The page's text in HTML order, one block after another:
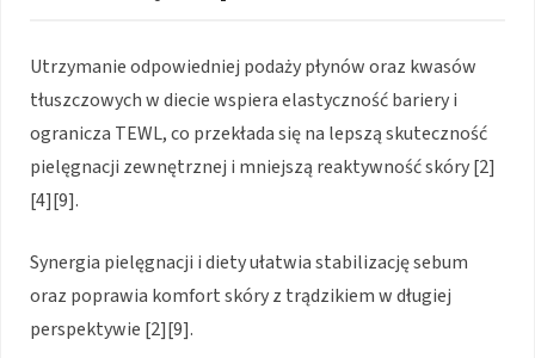
Utrzymanie odpowiedniej podaży płynów oraz kwasów
tłuszczowych w diecie wspiera elastyczność bariery i
ogranicza TEWL, co przekłada się na lepszą skuteczność
pielęgnacji zewnętrznej i mniejszą reaktywność skóry [2]
[4][9].
Synergia pielęgnacji i diety ułatwia stabilizację sebum
oraz poprawia komfort skóry z trądzikiem w długiej
perspektywie [2][9].